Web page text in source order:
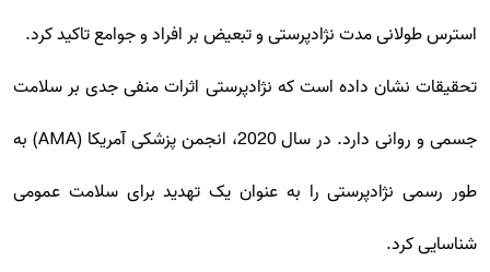
استرس طولانی مدت نژادپرستی و تبعیض بر افراد و جوامع تاکید کرد.
تحقیقات نشان داده است که نژادپرستی اثرات منفی جدی بر سلامت
جسمی و روانی دارد. در سال 2020، انجمن پزشکی آمریکا (AMA) به
طور رسمی نژادپرستی را به عنوان یک تهدید برای سلامت عمومی
شناسایی کرد.